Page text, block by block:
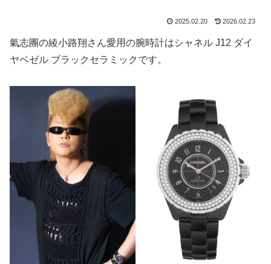
2025.02.20 2026.02.23
氣志團の綾小路翔さん愛用の腕時計はシャネル J12 ダイ
ヤベゼル ブラックセラミックです。